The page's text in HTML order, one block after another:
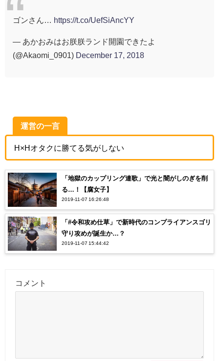
ゴンさん… https://t.co/UefSiAncYY
— あかおみはお朕朕ランド開園できたよ
(@Akaomi_0901) December 17, 2018
運営の一言
H×Hオタクに勝てる気がしない
「地獄のカップリング連歌」で光と闇がしのぎを削
る…！【腐女子】
2019-11-07 16:26:48
「#令和攻め仕草」で新時代のコンプライアンスゴリ
守り攻めが誕生か…？
2019-11-07 15:44:42
コメント